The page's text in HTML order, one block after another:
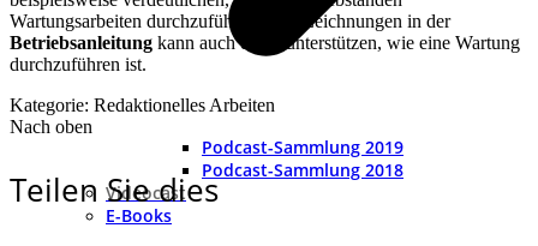
Podcast-Sammlung 2019
Podcast-Sammlung 2018
Videocast
E-Books
Wartungsarbeiten durchzuführen sind. Zeichnungen in der
Betriebsanleitung kann auch dabei unterstützen, wie eine Wartung
durchzuführen ist.
Kategorie: Redaktionelles Arbeiten
Nach oben
Teilen Sie dies